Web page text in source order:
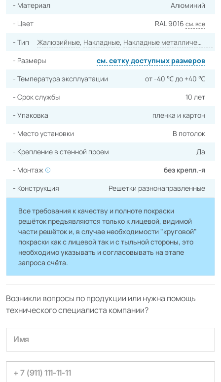
- Материал
Алюминий
- Цвет
RAL 9016 см. все
- Тип Жалюзийные, Накладные, Накладные металлические
- Размеры
cм. сетку доступных размеров
- Температура эксплуатации
от -40 ℃ до +40 ℃
- Срок службы
10 лет
- Упаковка
пленка и картон
- Место установки
В потолок
- Крепление в стенной проем
Да
- Монтаж
без крепл.-я
- Конструкция
Решетки разнонаправленные
Все требования к качеству и полноте покраски
решёток предъявляются только к лицевой, видимой
части решёток и, в случае необходимости "круговой"
покраски как с лицевой так и с тыльной стороны, это
необходимо указывать и согласовывать на этапе
запроса счёта.
Возникли вопросы по продукции или нужна помощь
технического специалиста компании?